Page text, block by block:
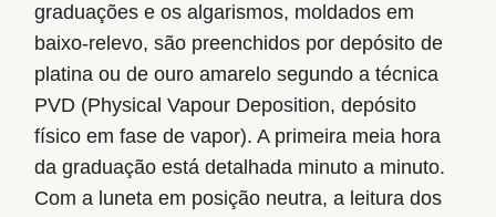
graduações e os algarismos, moldados em
baixo-relevo, são preenchidos por depósito de
platina ou de ouro amarelo segundo a técnica
PVD (Physical Vapour Deposition, depósito
físico em fase de vapor). A primeira meia hora
da graduação está detalhada minuto a minuto.
Com a luneta em posição neutra, a leitura dos